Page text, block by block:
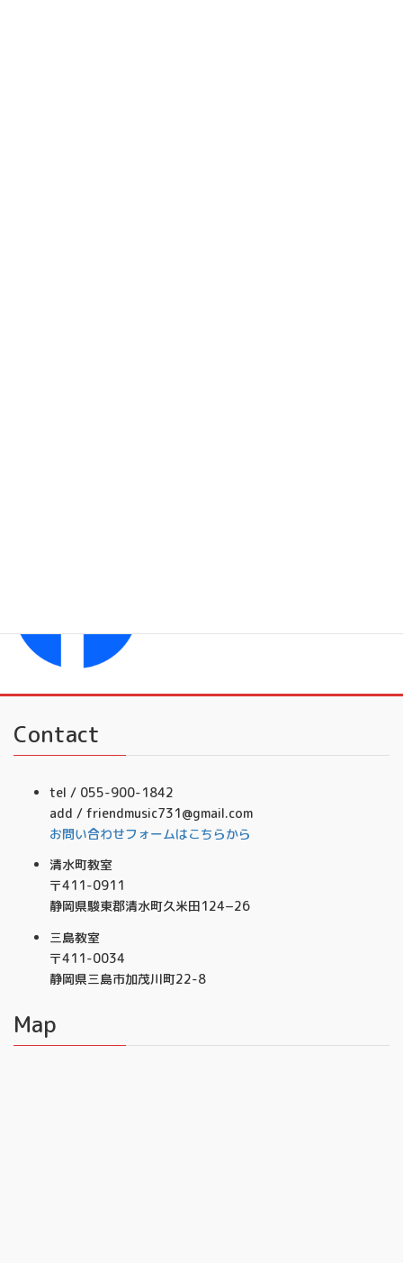
Contact
tel / 055-900-1842
add / friendmusic731@gmail.com
お問い合わせフォームはこちらから
清水町教室
〒411-0911
静岡県駿東郡清水町久米田124−26
三島教室
〒411-0034
静岡県三島市加茂川町22-8
Map